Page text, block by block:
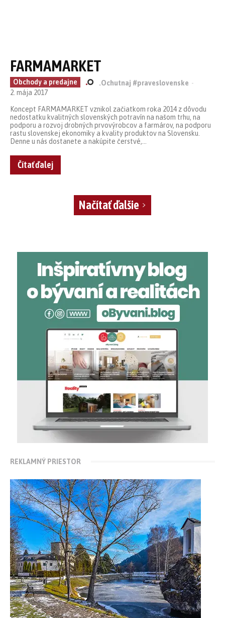
FARMAMARKET
Obchody a predajne .Ochutnaj #praveslovenske -
2. mája 2017
Koncept FARMAMARKET vznikol začiatkom roka 2014 z dôvodu
nedostatku kvalitných slovenských potravín na našom trhu, na
podporu a rozvoj drobných prvovýrobcov a farmárov, na podporu
rastu slovenskej ekonomiky a kvality produktov na Slovensku.
Denne u nás dostanete a nakúpite čerstvé,...
Čítať ďalej
Načítať ďalšie
REKLAMNÝ PRIESTOR